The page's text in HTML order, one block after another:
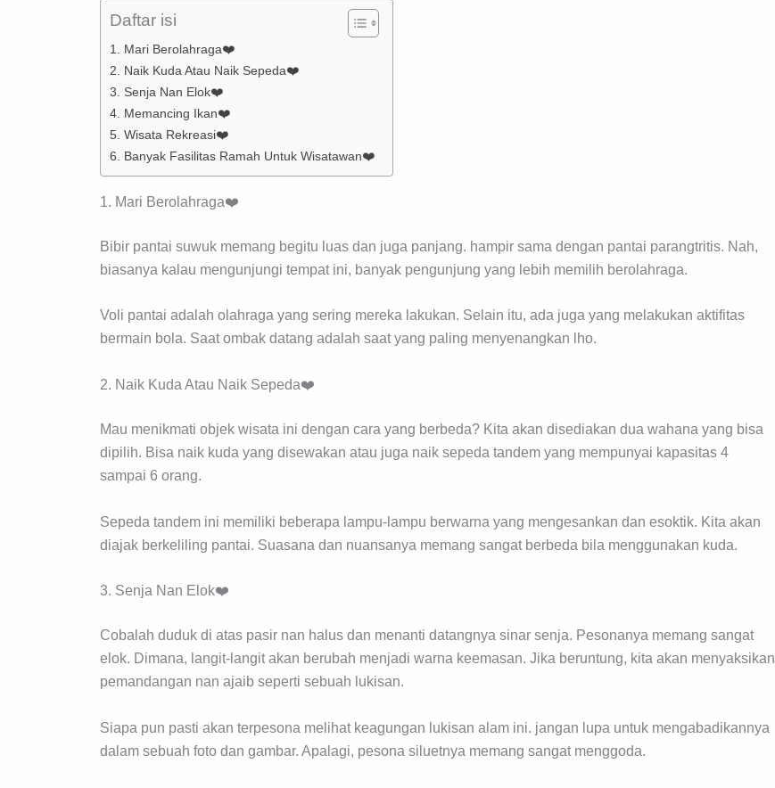
Daftar isi
1. Mari Berolahraga❤️
2. Naik Kuda Atau Naik Sepeda❤️
3. Senja Nan Elok❤️
4. Memancing Ikan❤️
5. Wisata Rekreasi❤️
6. Banyak Fasilitas Ramah Untuk Wisatawan❤️
1. Mari Berolahraga❤️
Bibir pantai suwuk memang begitu luas dan juga panjang. hampir sama dengan pantai parangtritis. Nah,
biasanya kalau mengunjungi tempat ini, banyak pengunjung yang lebih memilih berolahraga.
Voli pantai adalah olahraga yang sering mereka lakukan. Selain itu, ada juga yang melakukan aktifitas
bermain bola. Saat ombak datang adalah saat yang paling menyenangkan lho.
2. Naik Kuda Atau Naik Sepeda❤️
Mau menikmati objek wisata ini dengan cara yang berbeda? Kita akan disediakan dua wahana yang bisa
dipilih. Bisa naik kuda yang disewakan atau juga naik sepeda tandem yang mempunyai kapasitas 4
sampai 6 orang.
Sepeda tandem ini memiliki beberapa lampu-lampu berwarna yang mengesankan dan esoktik. Kita akan
diajak berkeliling pantai. Suasana dan nuansanya memang sangat berbeda bila menggunakan kuda.
3. Senja Nan Elok❤️
Cobalah duduk di atas pasir nan halus dan menanti datangnya sinar senja. Pesonanya memang sangat
elok. Dimana, langit-langit akan berubah menjadi warna keemasan. Jika beruntung, kita akan menyaksikan
pemandangan nan ajaib seperti sebuah lukisan.
Siapa pun pasti akan terpesona melihat keagungan lukisan alam ini. jangan lupa untuk mengabadikannya
dalam sebuah foto dan gambar. Apalagi, pesona siluetnya memang sangat menggoda.